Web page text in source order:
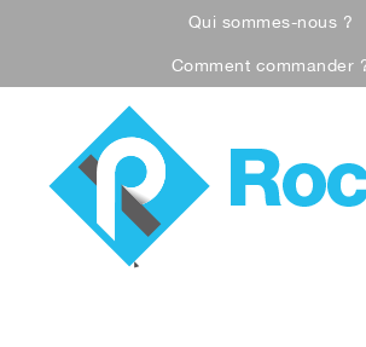
Qui sommes-nous ?
Comment commander